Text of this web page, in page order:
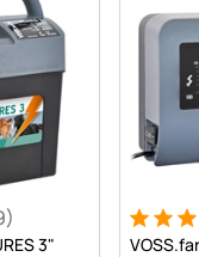
5 (19 Bewertungen)
3"
61